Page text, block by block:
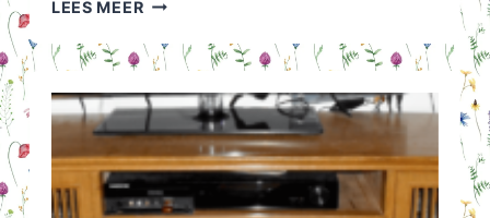
LEES MEER
MET
BLOG?
NOG
STEEDS
LIVE
IN